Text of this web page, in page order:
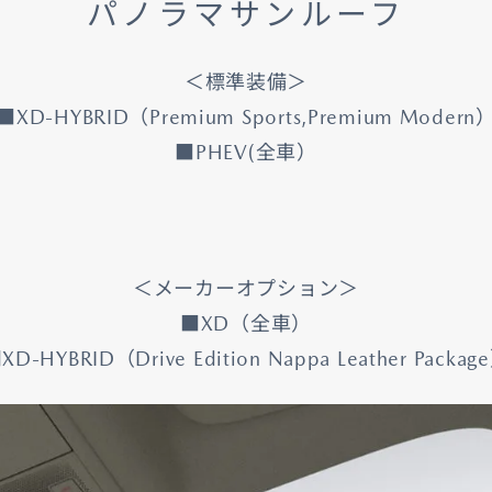
パノラマサンルーフ
＜標準装備＞
HYBRID（Premium Sports,Premium Modern
■PHEV(全車）
＜メーカーオプション＞
■XD（全車）
HYBRID（Drive Edition Nappa Leather